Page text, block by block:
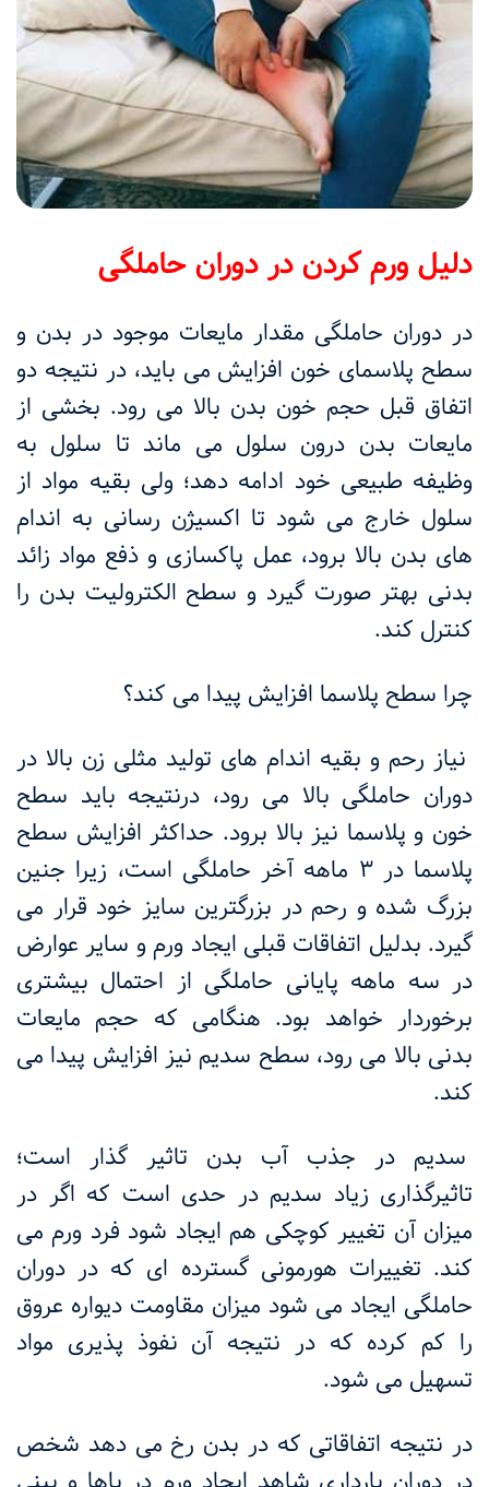
دلیل ورم کردن در دوران حاملگی
در دوران حاملگی مقدار مایعات موجود در بدن و
سطح پلاسمای خون افزایش می باید، در نتیجه دو
اتفاق قبل حجم خون بدن بالا می رود. بخشی از
مایعات بدن درون سلول می ماند تا سلول به
وظیفه طبیعی خود ادامه دهد؛ ولی بقیه مواد از
سلول خارج می شود تا اکسیژن رسانی به اندام
های بدن بالا برود، عمل پاکسازی و ذفع مواد زائد
بدنی بهتر صورت گیرد و سطح الکترولیت بدن را
کنترل کند.
چرا سطح پلاسما افزایش پیدا می کند؟
نیاز رحم و بقیه اندام های تولید مثلی زن بالا در
دوران حاملگی بالا می رود، درنتیجه باید سطح
خون و پلاسما نیز بالا برود. حداکثر افزایش سطح
پلاسما در 3 ماهه آخر حاملگی است، زیرا جنین
بزرگ شده و رحم در بزرگترین سایز خود قرار می
گیرد. بدلیل اتفاقات قبلی ایجاد ورم و سایر عوارض
در سه ماهه پایانی حاملگی از احتمال بیشتری
برخوردار خواهد بود. هنگامی که حجم مایعات
بدنی بالا می رود، سطح سدیم نیز افزایش پیدا می
کند.
سدیم در جذب آب بدن تاثیر گذار است؛
تاثیرگذاری زیاد سدیم در حدی است که اگر در
میزان آن تغییر کوچکی هم ایجاد شود فرد ورم می
کند. تغییرات هورمونی گسترده ای که در دوران
حاملگی ایجاد می شود میزان مقاومت دیواره عروق
را کم کرده که در نتیجه آن نفوذ پذیری مواد
تسهیل می شود.
در نتیجه اتفاقاتی که در بدن رخ می دهد شخص